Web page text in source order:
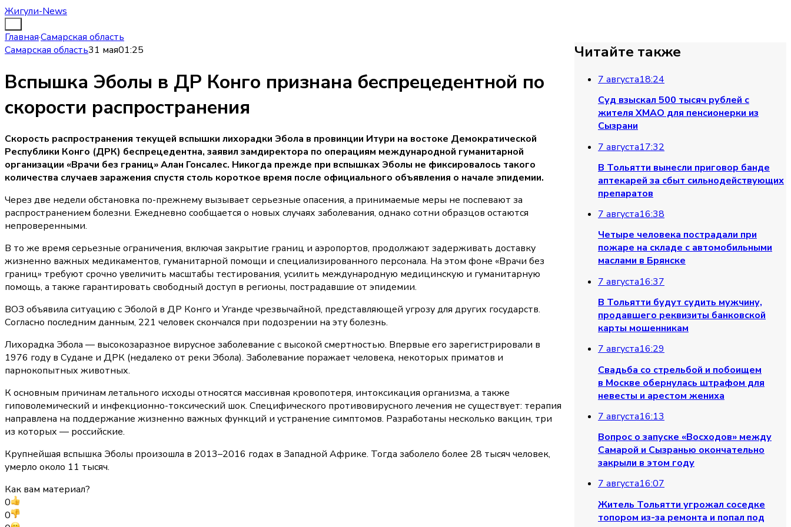
Жигули-News
Главная·Самарская область
Самарская область31 мая01:25
Вспышка Эболы в ДР Конго признана беспрецедентной по
скорости распространения
Скорость распространения текущей вспышки лихорадки Эбола в провинции Итури на востоке Демократической
Республики Конго (ДРК) беспрецедентна, заявил замдиректора по операциям международной гуманитарной
организации «Врачи без границ» Алан Гонсалес. Никогда прежде при вспышках Эболы не фиксировалось такого
количества случаев заражения спустя столь короткое время после официального объявления о начале эпидемии.
Через две недели обстановка по-прежнему вызывает серьезные опасения, а принимаемые меры не поспевают за
распространением болезни. Ежедневно сообщается о новых случаях заболевания, однако сотни образцов остаются
непроверенными.
В то же время серьезные ограничения, включая закрытие границ и аэропортов, продолжают задерживать доставку
жизненно важных медикаментов, гуманитарной помощи и специализированного персонала. На этом фоне «Врачи без
границ» требуют срочно увеличить масштабы тестирования, усилить международную медицинскую и гуманитарную
помощь, а также гарантировать свободный доступ в регионы, пострадавшие от эпидемии.
ВОЗ объявила ситуацию с Эболой в ДР Конго и Уганде чрезвычайной, представляющей угрозу для других государств.
Согласно последним данным, 221 человек скончался при подозрении на эту болезнь.
Лихорадка Эбола — высокозаразное вирусное заболевание с высокой смертностью. Впервые его зарегистрировали в
1976 году в Судане и ДРК (недалеко от реки Эбола). Заболевание поражает человека, некоторых приматов и
парнокопытных животных.
К основным причинам летального исходы относятся массивная кровопотеря, интоксикация организма, а также
гиповолемический и инфекционно-токсический шок. Специфического противовирусного лечения не существует: терапия
направлена на поддержание жизненно важных функций и устранение симптомов. Разработаны несколько вакцин, три
из которых — российские.
Крупнейшая вспышка Эболы произошла в 2013–2016 годах в Западной Африке. Тогда заболело более 28 тысяч человек,
умерло около 11 тысяч.
Как вам материал?
0
0
Читайте также
7 августа18:24
Суд взыскал 500 тысяч рублей с
жителя ХМАО для пенсионерки из
Сызрани
7 августа17:32
В Тольятти вынесли приговор банде
аптекарей за сбыт сильнодействующих
препаратов
7 августа16:38
Четыре человека пострадали при
пожаре на складе с автомобильными
маслами в Брянске
7 августа16:37
В Тольятти будут судить мужчину,
продавшего реквизиты банковской
карты мошенникам
7 августа16:29
Свадьба со стрельбой и побоищем
в Москве обернулась штрафом для
невесты и арестом жениха
7 августа16:13
Вопрос о запуске «Восходов» между
Самарой и Сызранью окончательно
закрыли в этом году
7 августа16:07
Житель Тольятти угрожал соседке
топором из-за ремонта и попал под